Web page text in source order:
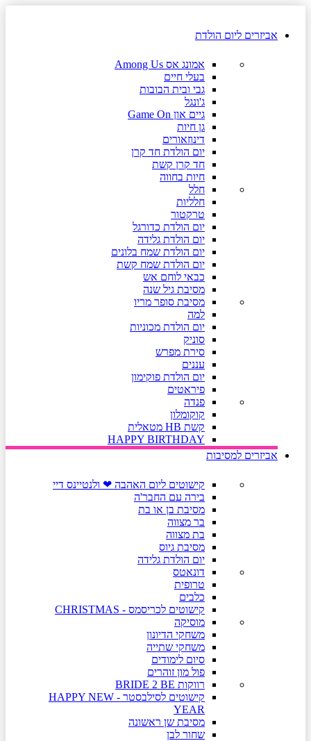
אביזרים ליום הולדת
אמונג אס Among Us
בעלי חיים
גבי ובית הבובות
ג'ונגל
גיים און Game On
גן חיות
דינוזאורים
יום הולדת חד קרן
חד קרן קשת
חיות בחווה
חלל
חלליות
טרקטור
יום הולדת כדורגל
יום הולדת גלידה
יום הולדת שמח בלונים
יום הולדת שמח קשת
כבאי לוחם אש
מסיבת גיל שנה
מסיבת סופר מריו
למה
יום הולדת מכוניות
סוניק
סירת מפרש
עננים
יום הולדת פוקימון
פיראטים
פנדה
קוקומלון
קשת HB מטאלית
HAPPY BIRTHDAY
אביזרים למסיבות
קישוטים ליום האהבה ❤ ולנטיינס דיי
בירה עם החבר'ה
מסיבת בן או בת
בר מצווה
בת מצווה
מסיבת גיוס
יום הולדת גלידה
דונאטס
טרופית
כלבים
קישוטים לכריסמס - CHRISTMAS
מוסיקה
משחקי הדיונון
משחקי שתייה
סיום לימודים
פול מון זוהרים
רווקות BRIDE 2 BE
קישוטים לסילבסטר - HAPPY NEW
YEAR
מסיבת שן ראשונה
שחור לבן